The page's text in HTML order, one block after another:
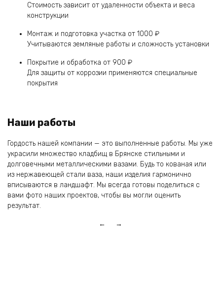
Стоимость зависит от удаленности объекта и веса
конструкции
Монтаж и подготовка участка от 1000 ₽
Учитываются земляные работы и сложность установки
Покрытие и обработка от 900 ₽
Для защиты от коррозии применяются специальные
покрытия
Наши работы
Гордость нашей компании — это выполненные работы. Мы уже
украсили множество кладбищ в Брянске стильными и
долговечными металлическими вазами. Будь то кованая или
из нержавеющей стали ваза, наши изделия гармонично
вписываются в ландшафт. Мы всегда готовы поделиться с
вами фото наших проектов, чтобы вы могли оценить
результат.
← →